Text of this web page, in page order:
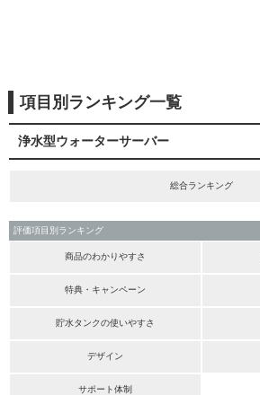
項目別ランキング一覧
浄水型ウォーターサーバー
総合ランキング
評価項目別ランキング
商品のわかりやすさ
特典・キャンペーン
貯水タンクの使いやすさ
デザイン
サポート体制